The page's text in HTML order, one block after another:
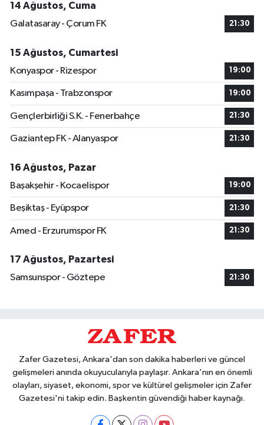
14 Ağustos, Cuma
Galatasaray - Çorum FK
21:30
15 Ağustos, Cumartesi
Konyaspor - Rizespor
19:00
Kasımpaşa - Trabzonspor 19:00
Gençlerbirliği S.K. - Fenerbahçe 21:30
Gaziantep FK - Alanyaspor 21:30
16 Ağustos, Pazar
Başakşehir - Kocaelispor
19:00
Beşiktaş - Eyüpspor 21:30
Amed - Erzurumspor FK 21:30
17 Ağustos, Pazartesi
Samsunspor - Göztepe
21:30
Zafer Gazetesi, Ankara'dan son dakika haberleri ve güncel
gelişmeleri anında okuyucularıyla paylaşır. Ankara'nın en önemli
olayları, siyaset, ekonomi, spor ve kültürel gelişmeler için Zafer
Gazetesi'ni takip edin. Başkentin güvendiği haber kaynağı.